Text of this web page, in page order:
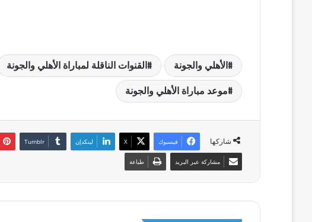
الأهلي والجونة القنوات الناقلة لمباراة الأهلي والجونة
موعد مباراة الأهلي والجونة
شاركها فيسبوك ‫X لينكدإن
مشاركة عبر البريد طباعة